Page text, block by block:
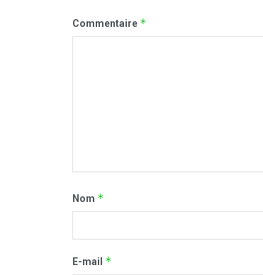
Commentaire *
Nom *
E-mail *